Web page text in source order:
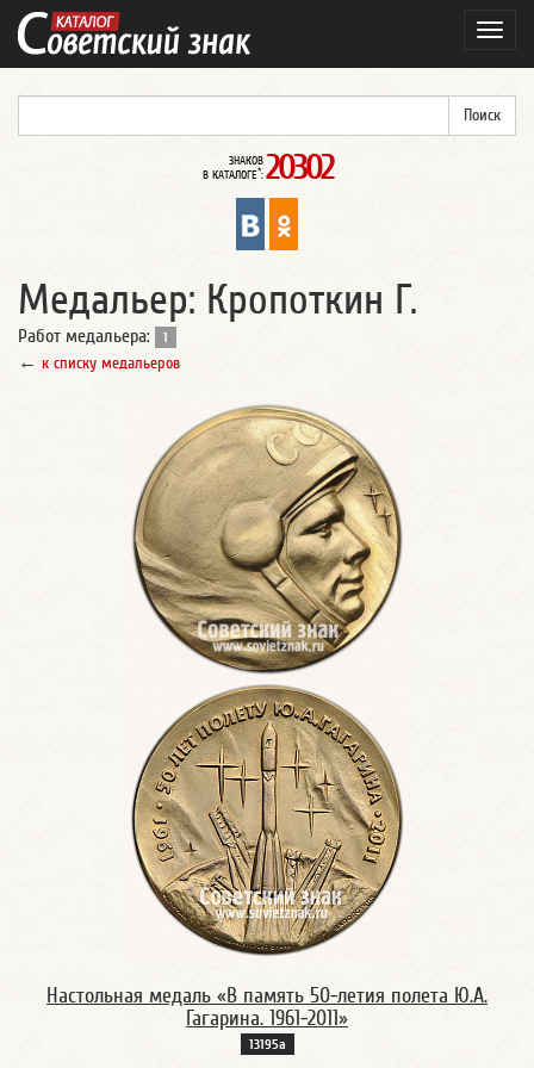
ЗНАКОВ
В КАТАЛОГЕ*: 20302
Медальер: Кропоткин Г.
Работ медальера: 1
← к списку медальеров
Настольная медаль «В память 50-летия полета Ю.А.
Гагарина. 1961-2011»
13195а